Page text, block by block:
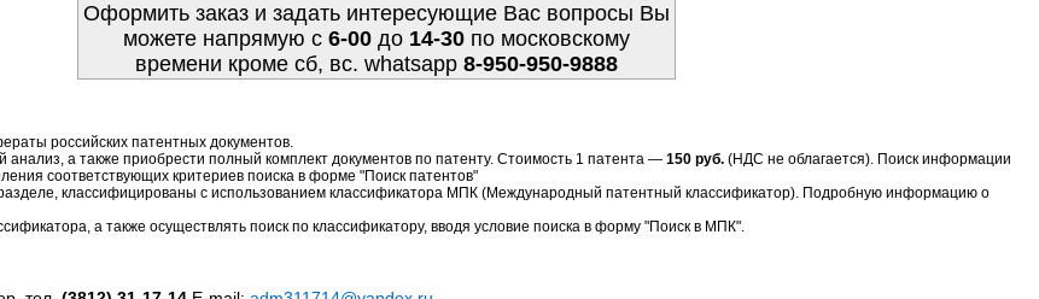
Оформить заказ и задать интересующие Вас вопросы Вы
можете напрямую c 6-00до 14-30по московскому
времени кроме сб, вс. whatsapp 8-950-950-9888
российских патентных документов.
а также приобрести полный комплект документов по патенту. Стоимость 1 патента — 150 руб. (НДС не облагается). Поиск информации
соответствующих критериев поиска в форме "Поиск патентов"
классифицированы с использованием классификатора МПК (Международный патентный классификатор). Подробную информацию о
а также осуществлять поиск по классификатору, вводя условие поиска в форму "Поиск в МПК".